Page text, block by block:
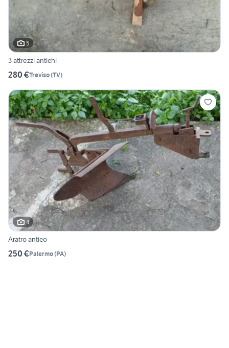
5
3 attrezzi antichi
280 €Treviso(TV)
4
Aratro antico
250 €Palermo(PA)